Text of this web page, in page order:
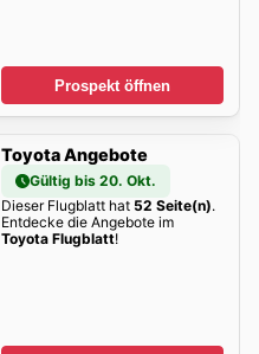
Prospekt öffnen
Toyota Angebote
Gültig bis 20. Okt.
Dieser Flugblatt hat 52 Seite(n).
Entdecke die Angebote im
Toyota Flugblatt!